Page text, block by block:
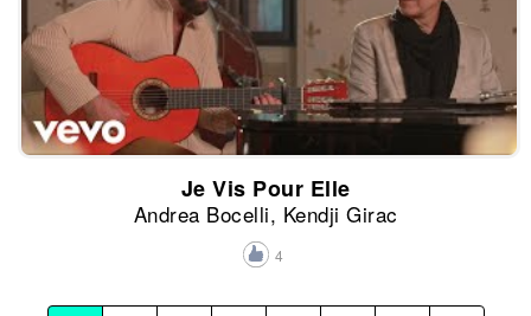
Je Vis Pour Elle
Andrea Bocelli, Kendji Girac
4